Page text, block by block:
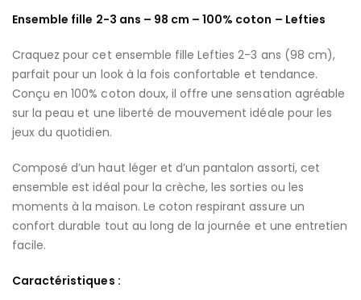
Ensemble fille 2-3 ans – 98 cm – 100% coton – Lefties
Craquez pour cet ensemble fille Lefties 2-3 ans (98 cm),
parfait pour un look à la fois confortable et tendance.
Conçu en 100% coton doux, il offre une sensation agréable
sur la peau et une liberté de mouvement idéale pour les
jeux du quotidien.
Composé d’un haut léger et d’un pantalon assorti, cet
ensemble est idéal pour la crèche, les sorties ou les
moments à la maison. Le coton respirant assure un
confort durable tout au long de la journée et une entretien
facile.
Caractéristiques :